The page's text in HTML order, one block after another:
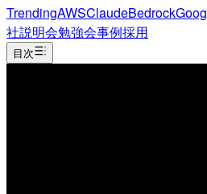
TrendingAWSClaudeBedrock
社説明会勉強会事例採用
目次